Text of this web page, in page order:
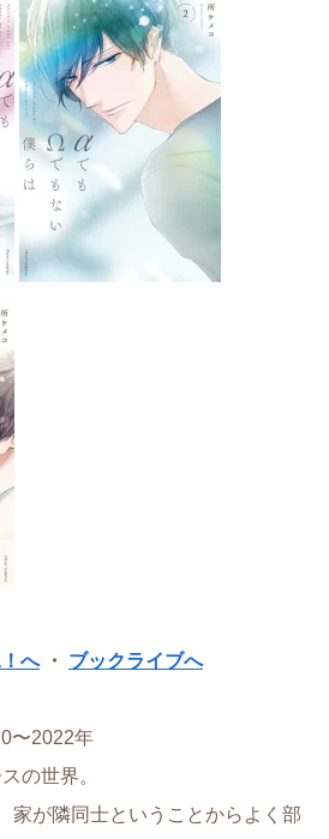
へ・ ブックライブへ
〜2022年
の世界。
家が隣同士ということからよく部